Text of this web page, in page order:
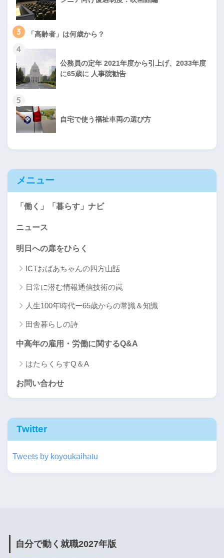
3 「高齢者」は何歳から？
4
公務員の定年 2021年度から引上げ、2033年度
に65歳に 人事院勧告
5
自宅で使う福祉車両の選び方
メニュー
「働く」「暮らす」ナビ
ニュース
明日への扉をひらく
ICTおばあちゃんの四方山話
日常に潜む情報通信技術の罠
人生100年時代ー65歳からの常識＆知識
田舎暮らしの詩
中高年の雇用・労働に関するQ&A
はたらくらすQ＆A
お問い合わせ
Twitter
Tweets by koyoukaihatu
自分で動く就職2027年版